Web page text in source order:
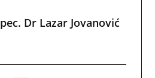
Dr Lazar Jovanović